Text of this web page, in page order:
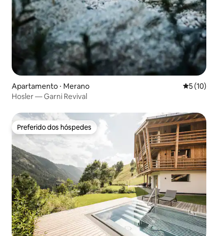
Apartamento ⋅ Merano 5 de uma
5 (10)
Hosler — Garni Revival
Preferido dos hóspedes
Preferido dos hóspedes